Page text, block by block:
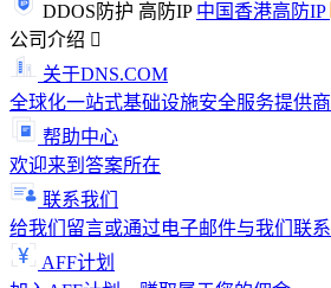
DDOS防护 高防IP 中国香港高防IP
公司介绍
关于DNS.COM
全球化一站式基础设施安全服务提供商
帮助中心
欢迎来到答案所在
联系我们
给我们留言或通过电子邮件与我们联系
AFF计划